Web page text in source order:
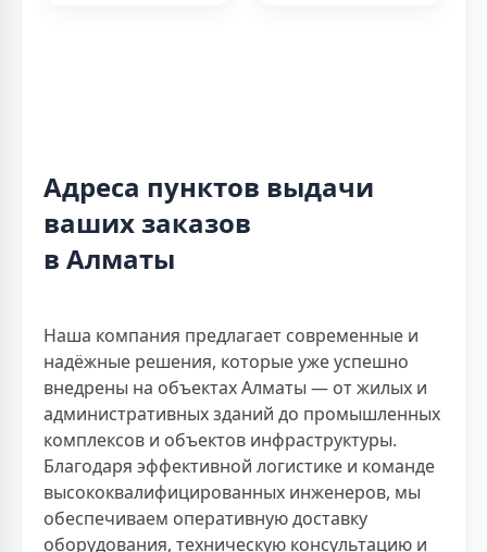
Адреса пунктов выдачи
ваших заказов
в Алматы
Наша компания предлагает современные и
надёжные решения, которые уже успешно
внедрены на объектах Алматы — от жилых и
административных зданий до промышленных
комплексов и объектов инфраструктуры.
Благодаря эффективной логистике и команде
высококвалифицированных инженеров, мы
обеспечиваем оперативную доставку
оборудования, техническую консультацию и